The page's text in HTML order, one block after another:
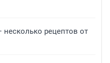
несколько рецептов от